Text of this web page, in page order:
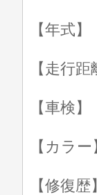
【年式
【走行
【車検
【カラ
【修復